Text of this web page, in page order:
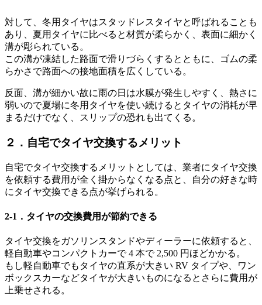
対して、冬用タイヤはスタッドレスタイヤと呼ばれることも
あり、夏用タイヤに比べると材質が柔らかく、表面に細かく
溝が彫られている。
この溝が凍結した路面で滑りづらくするとともに、ゴムの柔
らかさで路面への接地面積を広くしている。
反面、溝が細かい故に雨の日は水膜が発生しやすく、熱さに
弱いので夏場に冬用タイヤを使い続けるとタイヤの消耗が早
まるだけでなく、スリップの恐れも出てくる。
２．自宅でタイヤ交換するメリット
自宅でタイヤ交換するメリットとしては、業者にタイヤ交換
を依頼する費用が全く掛からなくなる点と、自分の好きな時
にタイヤ交換できる点が挙げられる。
2-1．タイヤの交換費用が節約できる
タイヤ交換をガソリンスタンドやディーラーに依頼すると、
軽自動車やコンパクトカーで 4 本で 2,500 円ほどかかる。
もし軽自動車でもタイヤの直系が大きい RV タイプや、ワン
ボックスカーなどタイヤが大きいものになるとさらに費用が
上乗せされる。